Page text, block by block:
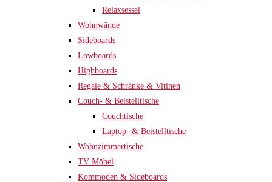
Relaxsessel
Wohnwände
Sideboards
Lowboards
Highboards
Regale & Schränke & Vitinen
Couch- & Beistelltische
Couchtische
Laptop- & Beistelltische
Wohnzimmertische
TV Möbel
Kommoden & Sideboards